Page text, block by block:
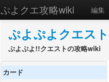
ぷよクエ攻略wiki 編集
ぷよぷよクエス
ぷよぷよ!!クエストの攻略wiki
カード